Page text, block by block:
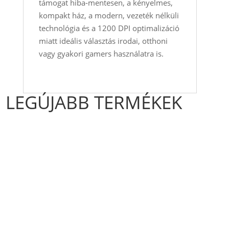
támogat hiba‑mentesen, a kényelmes,
kompakt ház, a modern, vezeték nélküli
technológia és a 1200 DPI optimalizáció
miatt ideális választás irodai, otthoni
vagy gyakori gamers használatra is.
LEGÚJABB TERMÉKEK